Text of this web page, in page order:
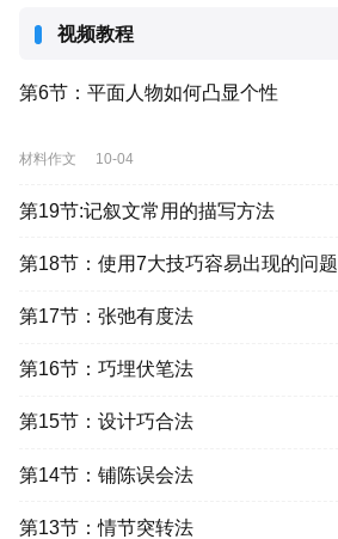
视频教程
第6节：平面人物如何凸显个性
材料作文 10-04
第19节:记叙文常用的描写方法
第18节：使用7大技巧容易出现的问题
第17节：张弛有度法
第16节：巧埋伏笔法
第15节：设计巧合法
第14节：铺陈误会法
第13节：情节突转法